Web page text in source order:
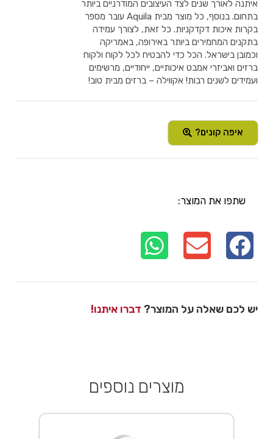
איתנה לאורך שנים לצד העיצובים המודרניים ביותר
בתחום. בנוסף, כל מוצר מבית Aquila עובר מספר
בקרות איכות דקדקניות. כל זאת, לצורך עמידה
בתקנים המחמירים ביותר באירופה, באמריקה
וכמובן בישראל. הכל כדי להבטיח לכל לקוח ולקוח
ברזים ואביזרי אמבט איכותיים, ייחודיים, מרשימים
ועמידים לשנים רבות! אקווילה – ברזים מבית טוב!
איפה קונים?
שתפו את המוצר:
יש לכם שאלה על המוצר? דברו איתנו!
מוצרים נוספים